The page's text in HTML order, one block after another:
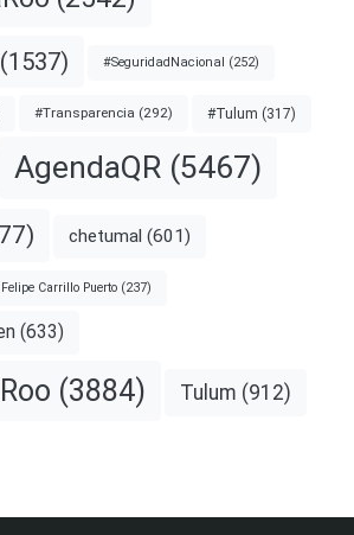
(1537) #SeguridadNacional (252)
#Transparencia (292) #Tulum (317)
AgendaQR (5467)
chetumal (601)
Felipe Carrillo Puerto (237)
(633)
(3884) Tulum (912)